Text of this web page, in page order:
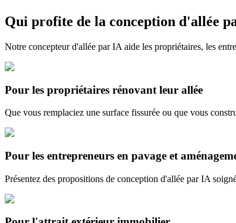
Démarrer gratuitement
Qui profite de la conception d'allée
Notre concepteur d'allée par IA aide les propriétaires, les
Pour les propriétaires rénovant leur allée
Que vous remplaciez une surface fissurée ou que vous
Pour les entrepreneurs en pavage et
Présentez des propositions de conception d'allée par IA